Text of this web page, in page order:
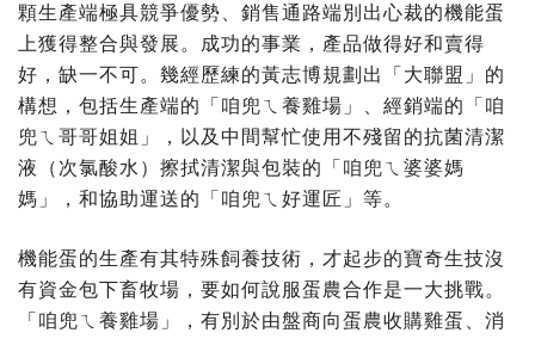
顆生產端極具競爭優勢、銷售通路端別出心裁的機能蛋
上獲得整合與發展。成功的事業，產品做得好和賣得
好，缺一不可。幾經歷練的黃志博規劃出「大聯盟」的
構想，包括生產端的「咱兜ㄟ養雞場」、經銷端的「咱
兜ㄟ哥哥姐姐」，以及中間幫忙使用不殘留的抗菌清潔
液（次氯酸水）擦拭清潔與包裝的「咱兜ㄟ婆婆媽
媽」，和協助運送的「咱兜ㄟ好運匠」等。
機能蛋的生產有其特殊飼養技術，才起步的寶奇生技沒
有資金包下畜牧場，要如何說服蛋農合作是一大挑戰。
「咱兜ㄟ養雞場」，有別於由盤商向蛋農收購雞蛋、消